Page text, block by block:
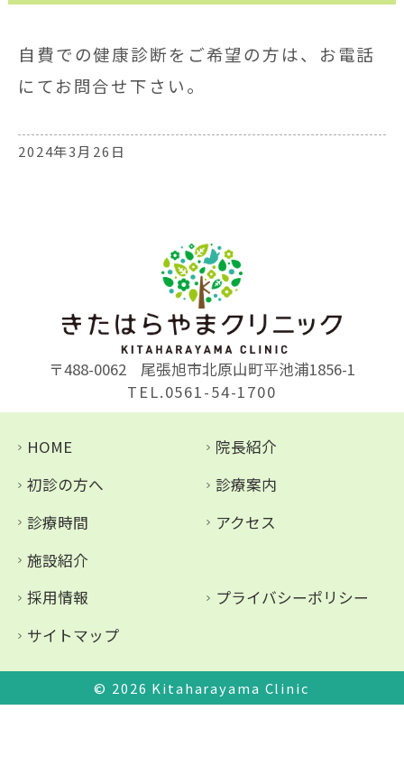
自費での健康診断をご希望の方は、お電話
にてお問合せ下さい。
2024年3月26日
〒488-0062
尾張旭市北原山町平池浦1856-1
TEL.0561-54-1700
HOME
院長紹介
初診の方へ
診療案内
診療時間
アクセス
施設紹介
採用情報
プライバシーポリシー
サイトマップ
© 2026 Kitaharayama Clinic